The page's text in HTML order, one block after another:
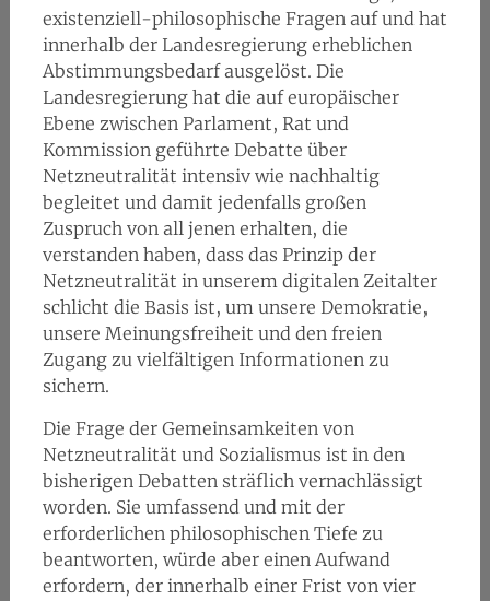
existenziell-philosophische Fragen auf und hat
innerhalb der Landesregierung erheblichen
Abstimmungsbedarf ausgelöst. Die
Landesregierung hat die auf europäischer
Ebene zwischen Parlament, Rat und
Kommission geführte Debatte über
Netzneutralität intensiv wie nachhaltig
begleitet und damit jedenfalls großen
Zuspruch von all jenen erhalten, die
verstanden haben, dass das Prinzip der
Netzneutralität in unserem digitalen Zeitalter
schlicht die Basis ist, um unsere Demokratie,
unsere Meinungsfreiheit und den freien
Zugang zu vielfältigen Informationen zu
sichern.
Die Frage der Gemeinsamkeiten von
Netzneutralität und Sozialismus ist in den
bisherigen Debatten sträflich vernachlässigt
worden. Sie umfassend und mit der
erforderlichen philosophischen Tiefe zu
beantworten, würde aber einen Aufwand
erfordern, der innerhalb einer Frist von vier